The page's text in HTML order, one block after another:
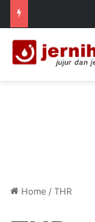
Home /THR